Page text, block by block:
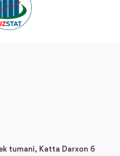
tumani, Katta Darxon 6